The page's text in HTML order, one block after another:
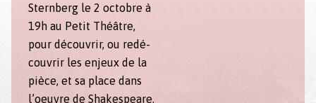
Stern­berg le 2 octo­bre à
19h au Petit Théâtre,
pour décou­vrir, ou redé­
cou­vrir les enjeux de la
pièce, et sa place dans
l’oeu­vre de Shake­speare.